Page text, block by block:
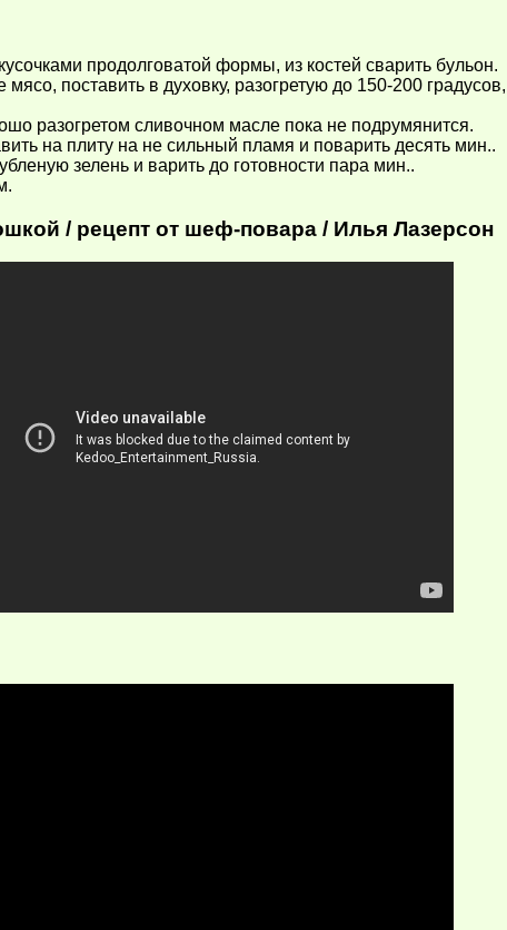
продолговатой формы, из костей сварить бульон.
поставить в духовку, разогретую до 150-200
разогретом сливочном масле пока не подрумянится.
на плиту на не сильный пламя и поварить десять мин..
зелень и варить до готовности пара мин..
/ рецепт от шеф-повара / Илья Лазерсон